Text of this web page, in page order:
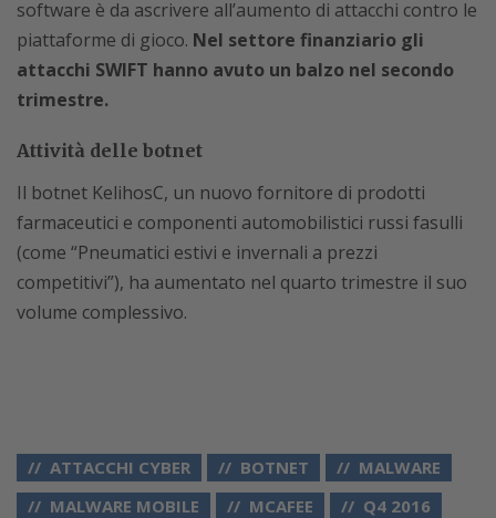
software è da ascrivere all’aumento di attacchi contro le
piattaforme di gioco. Nel settore finanziario gli
attacchi SWIFT hanno avuto un balzo nel secondo
trimestre.
Attività delle botnet
Il botnet KelihosC, un nuovo fornitore di prodotti
farmaceutici e componenti automobilistici russi fasulli
(come “Pneumatici estivi e invernali a prezzi
competitivi”), ha aumentato nel quarto trimestre il suo
volume complessivo.
ATTACCHI CYBER BOTNET
MALWARE
MALWARE MOBILE
MCAFEE
Q4 2016